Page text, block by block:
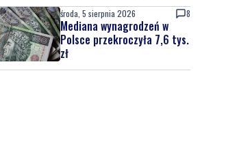
środa, 5 sierpnia 2026 8
Mediana wynagrodzeń w
Polsce przekroczyła 7,6 tys.
zł